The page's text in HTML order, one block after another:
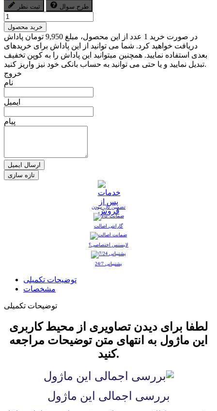
ثبت نظر طرح سوال
خرید محصول
در صورت خرید 1 عدد از این محصول، مبلغ 9,950 تومان پاداش
دریافت خواهید کرد. شما می توانید از این پاداش برای خریدهای
بعدی استفاده نمایید. همچنین میتوانید این پاداش را به کوپن تخفیف
تبدیل نمایید و یا حتی می توانید به حساب بانکی خود نیز واریز کنید.
خروج
نام
ایمیل
پیام
ارسال ایمیل
تضمین نال نبودن
گارانتی اصالت
لایسنس اختصاصی؟
پشتیبانی 24/7
توضیحات تکمیلی
مشخصات
توضیحات تکمیلی
لطفا برای دیدن تصاویری از محیط کاربری
این ماژول به انتهای متن توضیحات مراجعه
کنید.
بررسی اجمالی این ماژول